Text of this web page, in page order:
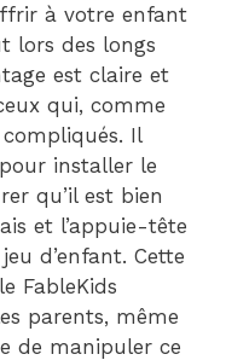
à votre enfant
lors des longs
est claire et
qui, comme
Il
installer le
qu’il est bien
et l’appuie-tête
d’enfant. Cette
FableKids
parents, même
de manipuler ce